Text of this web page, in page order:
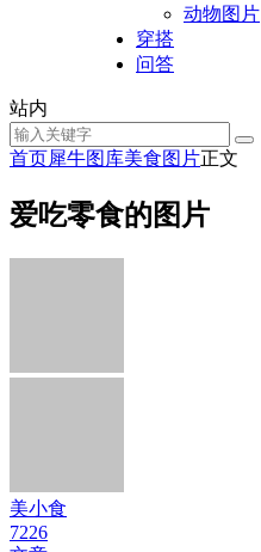
动物图片
穿搭
问答
站内
首页犀牛图库美食图片正文
爱吃零食的图片
美小食
7226